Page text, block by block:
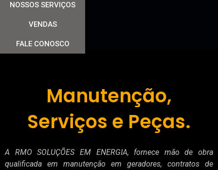
NOSSOS SERVIÇOS
VENDAS
FALE CONOSCO
Manutenção,
Serviços e Peças.
A RMO SOLUÇÕES EM ENERGIA, fornece mão de obra
qualificada em manutenção em geradores, contratos de